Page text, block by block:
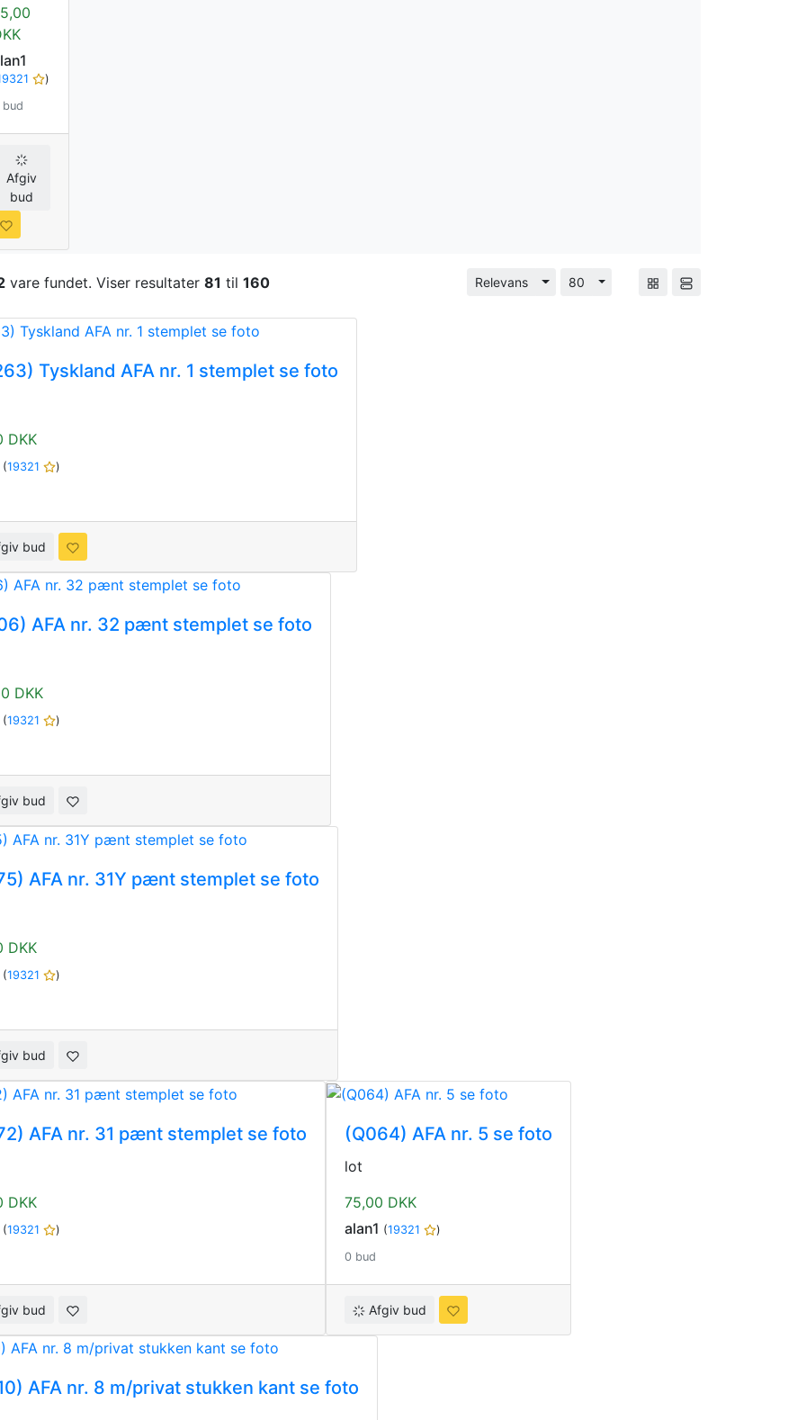
)
bud
Afgiv
bud
vare fundet. Viser resultater 81 til 160 Relevans Vis/Skjul Menu
80 Vis/Skjul Menu
Tyskland AFA nr. 1 stemplet se foto
DKK
(19321
)
bud
AFA nr. 32 pænt stemplet se foto
DKK
(19321
)
bud
AFA nr. 31Y pænt stemplet se foto
DKK
(19321
)
bud
AFA nr. 31 pænt stemplet se foto
DKK
(19321
)
bud
(Q064) AFA nr. 5 se foto
lot
75,00 DKK
alan1 (19321
)
0 bud
Afgiv bud
AFA nr. 8 m/privat stukken kant se foto